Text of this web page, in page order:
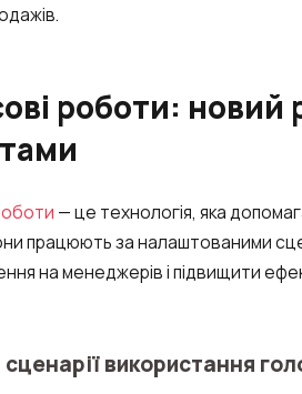
роботи: новий
— це технологія, яка
працюють за налаштованими
на менеджерів і підвищити
використання